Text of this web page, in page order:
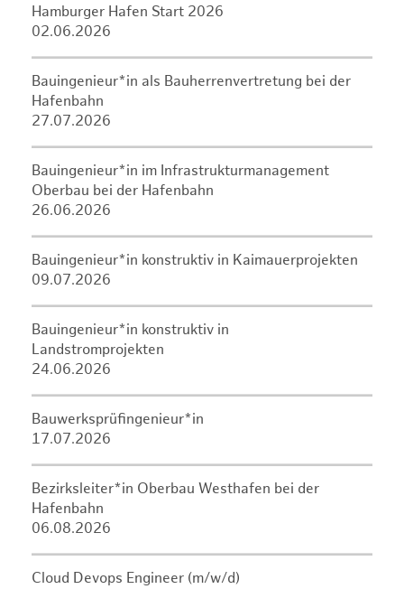
Hamburger Hafen Start 2026
02.06.2026
Bauingenieur*in als Bauherrenvertretung bei der
Hafenbahn
27.07.2026
Bauingenieur*in im Infrastrukturmanagement
Oberbau bei der Hafenbahn
26.06.2026
Bauingenieur*in konstruktiv in Kaimauerprojekten
09.07.2026
Bauingenieur*in konstruktiv in
Landstromprojekten
24.06.2026
Bauwerksprüfingenieur*in
17.07.2026
Bezirksleiter*in Oberbau Westhafen bei der
Hafenbahn
06.08.2026
Cloud Devops Engineer (m/w/d)